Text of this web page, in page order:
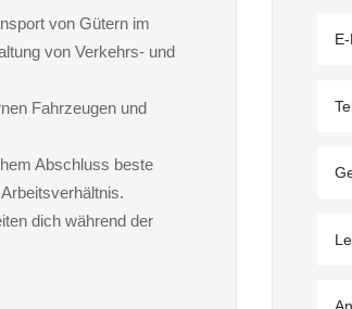
von Gütern im
von Verkehrs- und
Fahrzeugen und
Abschluss beste
dich während der